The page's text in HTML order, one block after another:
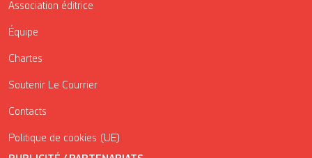
Association éditrice
Équipe
Chartes
Soutenir Le Courrier
Contacts
Politique de cookies (UE)